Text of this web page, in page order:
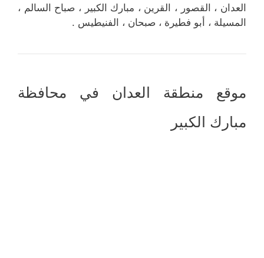
العدان ، القصور ، القرين ، مبارك الكبير ، صباح السالم ،
المسيلة ، أبو فطيرة ، صبحان ، الفنيطيس .
موقع منطقة العدان في محافظة
مبارك الكبير